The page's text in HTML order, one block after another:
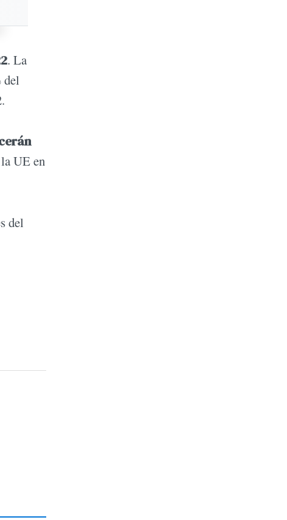
. La
del
UE en
del